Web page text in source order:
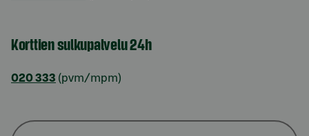
Korttien sulkupalvelu 24h
020 333 (pvm/mpm)